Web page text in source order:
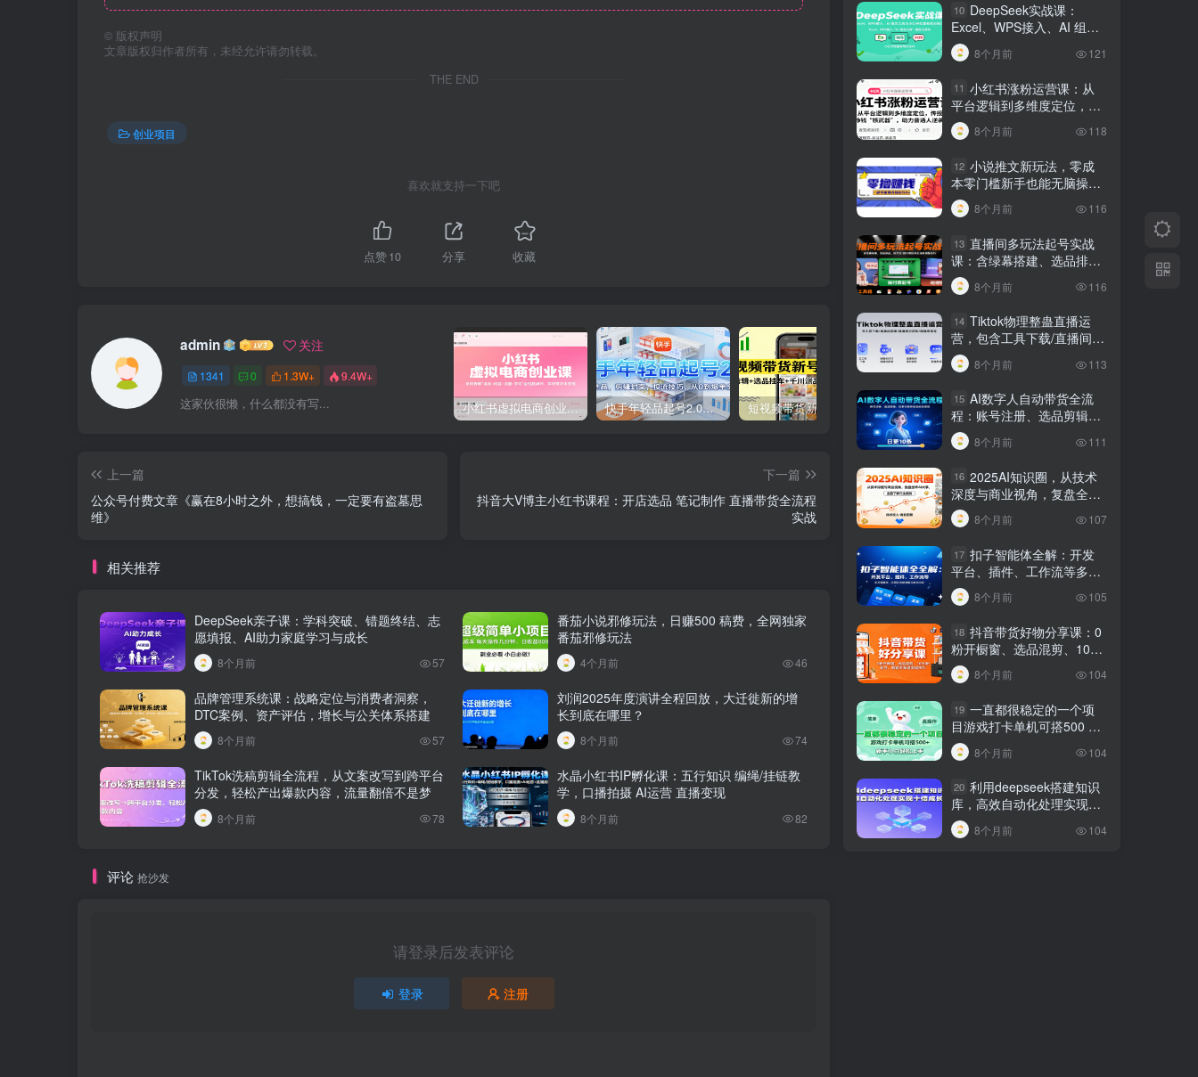
© 版权声明
文章版权归作者所有，未经允许请勿转载。
THE END
创业项目
喜欢就支持一下吧
点赞10 分享 收藏
admin 关注
1341 0 1.3W+ 9.4W+
这家伙很懒，什么都没有写... 小红书虚拟电商创业课，系统拆解选品-内容-流量-变现，实现零成本变现 快手年轻品起号2.0：养号选品，剪辑封面，投流技巧，从0到爆单全流程 短视频带货新号起号变现课：引流剪辑 选品挂车 千川测品 自然流，快速起量 24小时广告全自动挂机 单机单日500 可矩阵式放大 无需人工看守 新手小白轻松玩转
上一篇
公众号付费文章《赢在8小时之外，想搞钱，一定要有盗墓思
维》
下一篇
抖音大V博主小红书课程：开店选品 笔记制作 直播带货全流程
实战
相关推荐
DeepSeek亲子课：学科突破、错题终结、志
愿填报、AI助力家庭学习与成长
8个月前 57
番茄小说邪修玩法，日赚500 稿费，全网独家
番茄邪修玩法
4个月前 46
品牌管理系统课：战略定位与消费者洞察，
DTC案例、资产评估，增长与公关体系搭建
8个月前 57
刘润2025年度演讲全程回放，大迁徙新的增
长到底在哪里？
8个月前 74
TikTok洗稿剪辑全流程，从文案改写到跨平台
分发，轻松产出爆款内容，流量翻倍不是梦
8个月前 78
水晶小红书IP孵化课：五行知识 编绳/挂链教
学，口播拍摄 AI运营 直播变现
8个月前 82
评论 抢沙发
请登录后发表评论
登录 注册
10 DeepSeek实战课：
Excel、WPS接入、AI 组合
工具与小红书批量做笔记技
巧
8个月前 121
11 小红书涨粉运营课：从
平台逻辑到多维度定位，传
授挣钱 “核武器”，助力普通
人逆袭8个月前 118
12 小说推文新玩法，零成
本零门槛新手也能无脑操
作，轻松月收入5000
8个月前 116
13 直播间多玩法起号实战
课：含绿幕搭建、选品排
品，自然流/微付费起号及违
规调整技巧
8个月前 116
14 Tiktok物理整蛊直播运
营，包含工具下载/直播间搭
建/直播素材获取/跟播思路
等
8个月前 113
15 AI数字人自动带货全流
程：账号注册、选品剪辑，
日更10条作品自动化变现
8个月前 111
16 2025AI知识圈，从技术
深度与商业视角，复盘全年
AI大事，全面了解行业趋势
8个月前 107
17 扣子智能体全解：开发
平台、插件、工作流等多方
面概念、应用及功能讲解与
发布内容
8个月前 105
18 抖音带货好物分享课：0
粉开橱窗、选品混剪、1000
粉起号，解锁多渠道变现技
巧
8个月前 104
19 一直都很稳定的一个项
目游戏打卡单机可搭500 ，
新手小白轻松上手
8个月前 104
20 利用deepseek搭建知识
库，高效自动化处理实现十
倍成长！
8个月前 104